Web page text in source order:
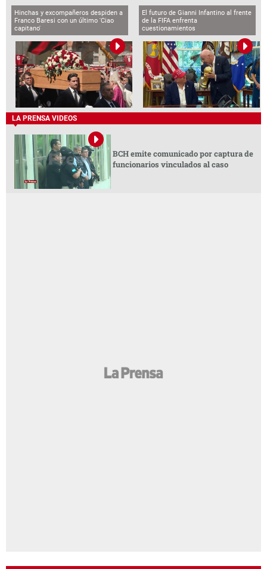
Hinchas y excompañeros despiden a
Franco Baresi con un último 'Ciao
capitano'
El futuro de Gianni Infantino al frente
de la FIFA enfrenta
cuestionamientos
LA PRENSA VIDEOS
BCH emite comunicado por captura de
funcionarios vinculados al caso